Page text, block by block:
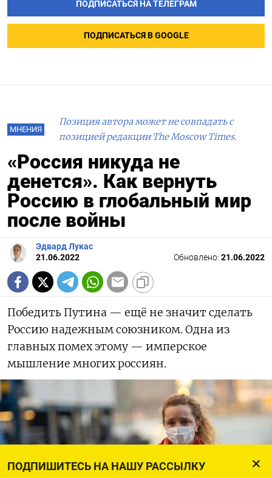
ПОДПИШИТЕСЬ НА НАШУ РАССЫЛКУ
ПОДПИСАТЬСЯ НА ТЕЛЕГРАМ
ПОДПИСАТЬСЯ В GOOGLE
МНЕНИЯ
Позиция автора может не совпадать с
позицией редакции The Moscow Times.
«Россия никуда не
денется». Как вернуть
Россию в глобальный мир
после войны
Эдвард Лукас
21.06.2022
Обновлено: 21.06.2022
Победить Путина — ещё не значит сделать
Россию надежным союзником. Одна из
главных помех этому — имперское
мышление многих россиян.